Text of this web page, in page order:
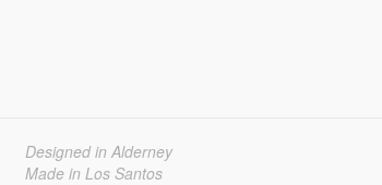
Designed in Alderney
Made in Los Santos